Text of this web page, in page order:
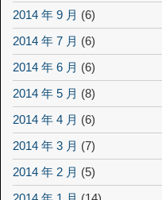
2014 年 9 月 (6)
2014 年 7 月 (6)
2014 年 6 月 (6)
2014 年 5 月 (8)
2014 年 4 月 (6)
2014 年 3 月 (7)
2014 年 2 月 (5)